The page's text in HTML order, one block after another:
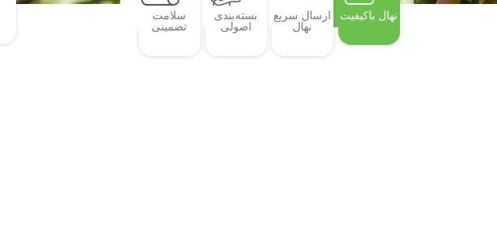
نهال باکیفیت
ارسال سریع
نهال
بسته‌بندی
اصولی
سلامت
تضمینی